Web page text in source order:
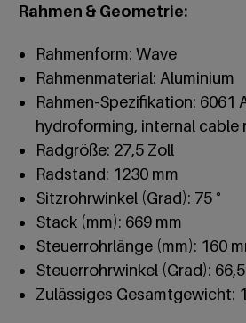
Rahmen & Geometrie:
Rahmenform: Wave
Rahmenmaterial: Aluminium
Rahmen-Spezifikation: 6061
hydroforming, internal cable
Radgröße: 27,5 Zoll
Radstand: 1230 mm
Sitzrohrwinkel (Grad): 75 °
Stack (mm): 669 mm
Steuerrohrlänge (mm): 160
Steuerrohrwinkel (Grad): 66,5
Zulässiges Gesamtgewicht: